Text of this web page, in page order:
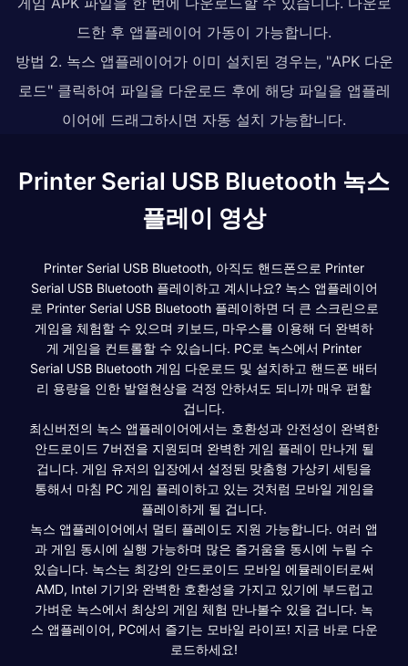
드한 후 앱플레이어 가동이 가능합니다.
방법 2. 녹스 앱플레이어가 이미 설치된 경우는, "APK 다운
로드" 클릭하여 파일을 다운로드 후에 해당 파일을 앱플레
이어에 드래그하시면 자동 설치 가능합니다.
Printer Serial USB Bluetooth 녹스
플레이 영상
Printer Serial USB Bluetooth, 아직도 핸드폰으로 Printer
Serial USB Bluetooth 플레이하고 계시나요? 녹스 앱플레이어
로 Printer Serial USB Bluetooth 플레이하면 더 큰 스크린으로
게임을 체험할 수 있으며 키보드, 마우스를 이용해 더 완벽하
게 게임을 컨트롤할 수 있습니다. PC로 녹스에서 Printer
Serial USB Bluetooth 게임 다운로드 및 설치하고 핸드폰 배터
리 용량을 인한 발열현상을 걱정 안하셔도 되니까 매우 편할
겁니다.
최신버전의 녹스 앱플레이어에서는 호환성과 안전성이 완벽한
안드로이드 7버전을 지원되며 완벽한 게임 플레이 만나게 될
겁니다. 게임 유저의 입장에서 설정된 맞춤형 가상키 세팅을
통해서 마침 PC 게임 플레이하고 있는 것처럼 모바일 게임을
플레이하게 될 겁니다.
녹스 앱플레이어에서 멀티 플레이도 지원 가능합니다. 여러 앱
과 게임 동시에 실행 가능하며 많은 즐거움을 동시에 누릴 수
있습니다. 녹스는 최강의 안드로이드 모바일 에뮬레이터로써
AMD, Intel 기기와 완벽한 호환성을 가지고 있기에 부드럽고
가벼운 녹스에서 최상의 게임 체험 만나볼수 있을 겁니다. 녹
스 앱플레이어, PC에서 즐기는 모바일 라이프! 지금 바로 다운
로드하세요!